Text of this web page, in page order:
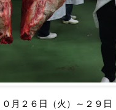
月２６日（火）～２９日